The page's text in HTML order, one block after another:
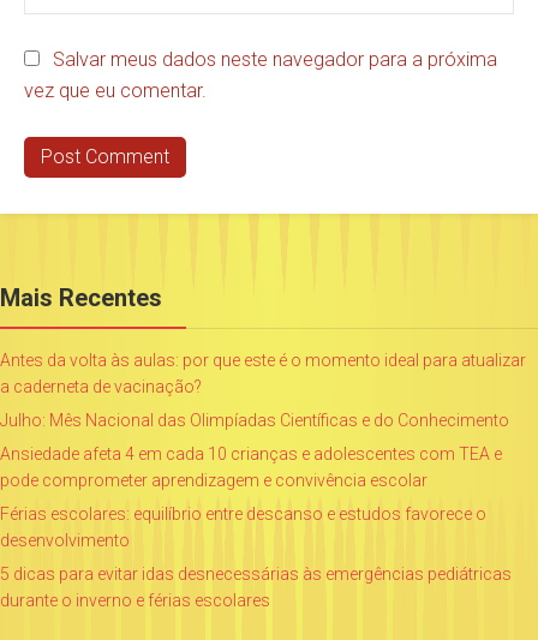
Salvar meus dados neste navegador para a próxima
vez que eu comentar.
Mais Recentes
Antes da volta às aulas: por que este é o momento ideal para atualizar
a caderneta de vacinação?
Julho: Mês Nacional das Olimpíadas Científicas e do Conhecimento
Ansiedade afeta 4 em cada 10 crianças e adolescentes com TEA e
pode comprometer aprendizagem e convivência escolar
Férias escolares: equilíbrio entre descanso e estudos favorece o
desenvolvimento
5 dicas para evitar idas desnecessárias às emergências pediátricas
durante o inverno e férias escolares